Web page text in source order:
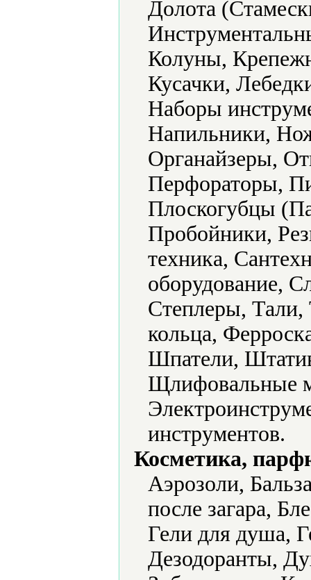
Долота
Колуны,
Кусачки,
Наборы
Напильники,
Органайзеры,
Перфораторы,
Плоскогубцы
Пробойники,
техника,
оборудование,
Степлеры,
кольца,
Шпатели,
Щлифовальные
инструментов.
Косметика,
Аэрозоли,
после загара,
Гели для душа,
Дезодоранты,